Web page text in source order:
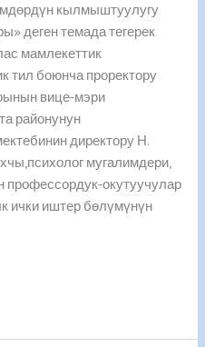
кылмыштуулугу
деген темада тегерек
мамлекеттик
тил боюнча проректору
вице-мэри
районунун
директору Н.
мугалимдери,
профессордук-окутуучулар
ички иштер бөлүмүнүн